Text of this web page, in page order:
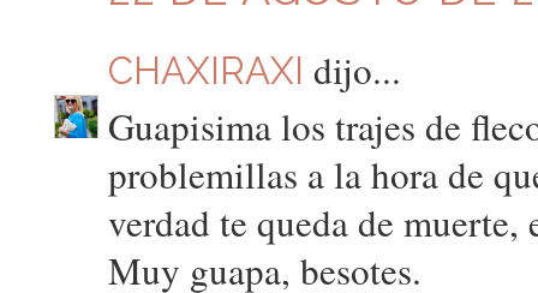
CHAXIRAXI dijo...
Guapisima los trajes de
problemillas a la hora de
verdad te queda de
Muy guapa, besotes.